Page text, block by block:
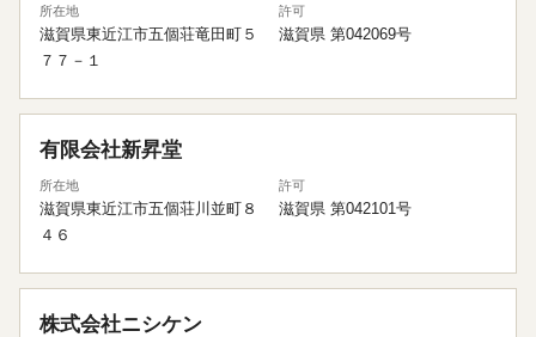
所在地
滋賀県東近江市五個荘竜田町５
７７－１
許可
滋賀県 第042069号
有限会社新昇堂
所在地
滋賀県東近江市五個荘川並町８
４６
許可
滋賀県 第042101号
株式会社ニシケン